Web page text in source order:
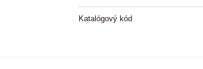
Katalógový kód